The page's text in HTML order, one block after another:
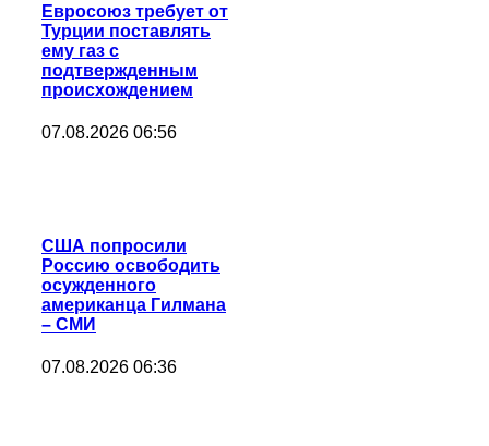
Евросоюз требует от
Турции поставлять
ему газ с
подтвержденным
происхождением
07.08.2026 06:56
CША попросили
Россию освободить
осужденного
американца Гилмана
– СМИ
07.08.2026 06:36